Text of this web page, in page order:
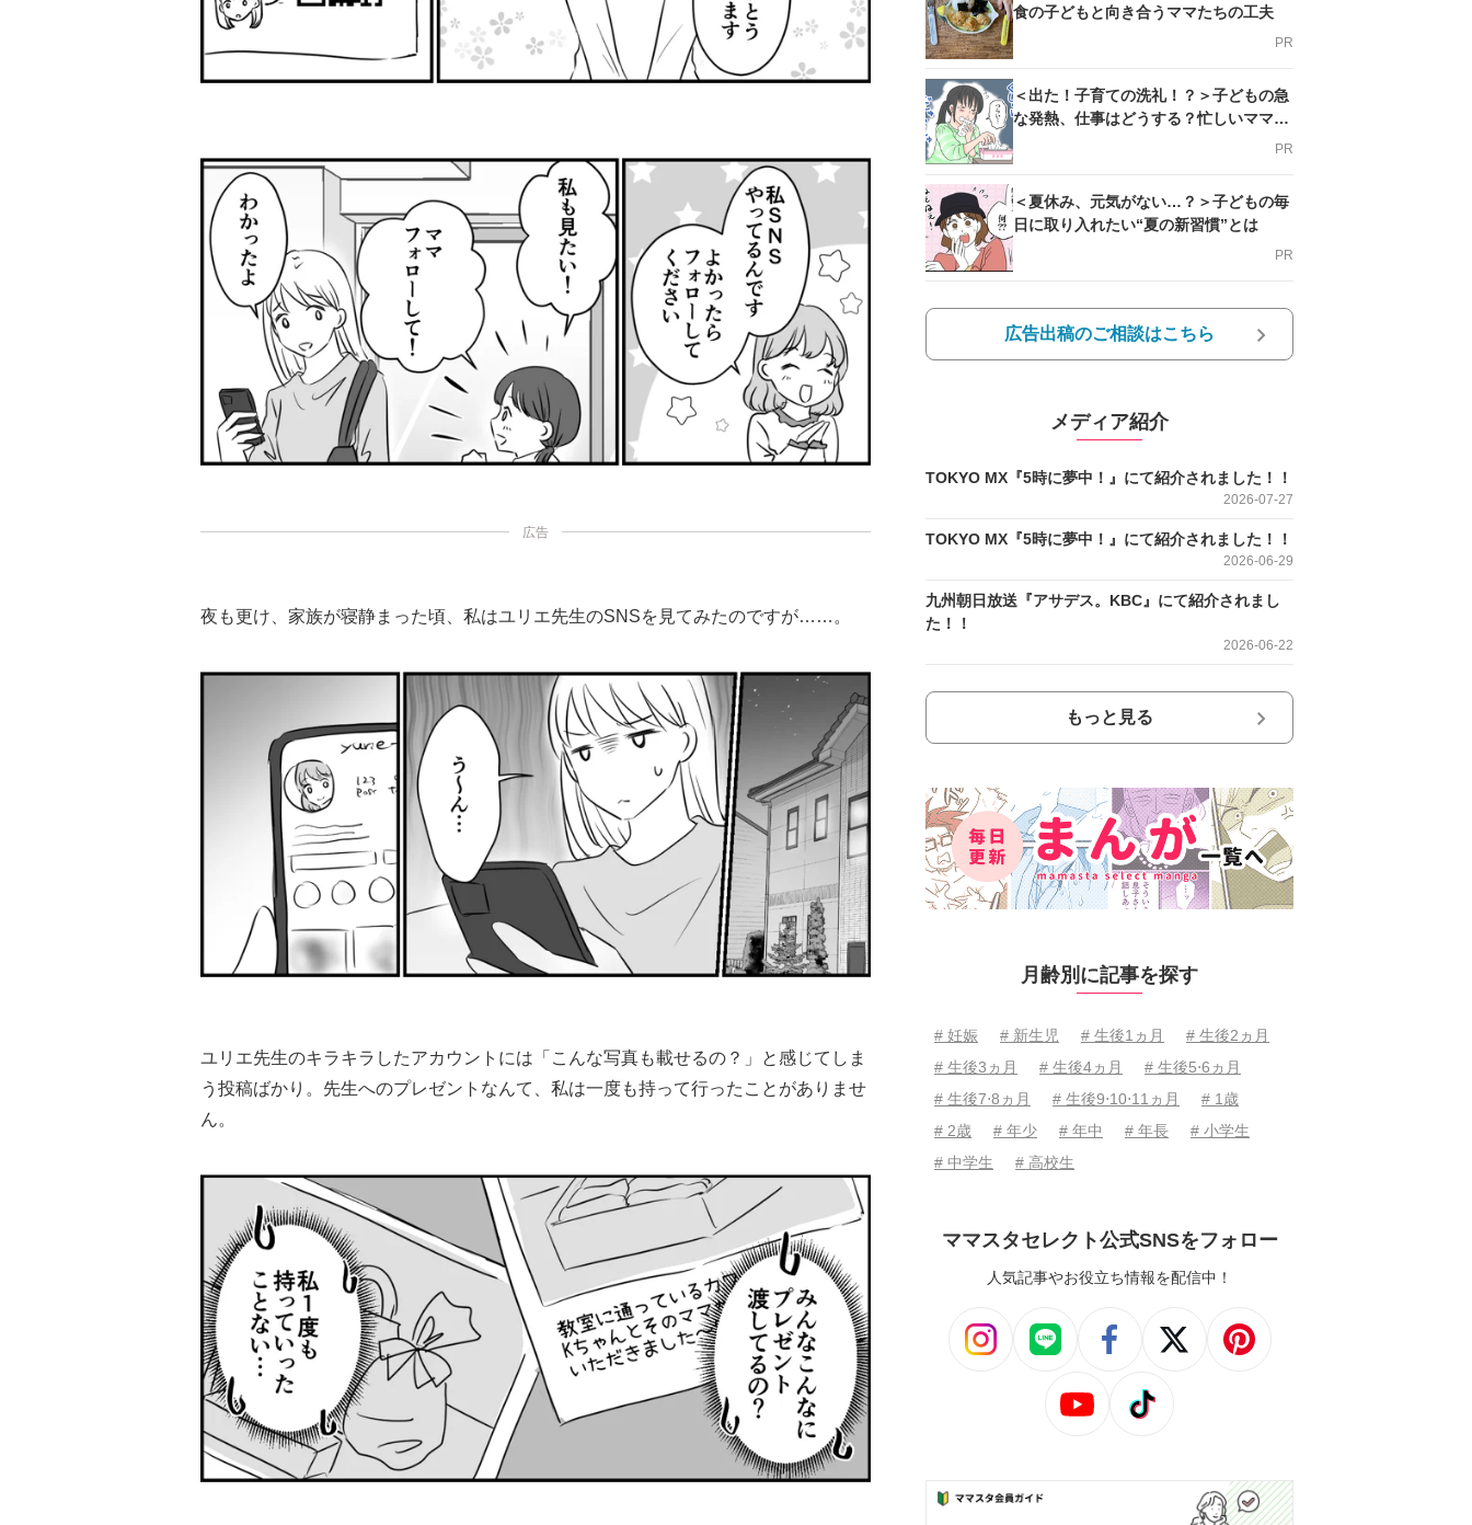
広告
夜も更け、家族が寝静まった頃、私はユリエ先生のSNSを見てみたのですが……。
ユリエ先生のキラキラしたアカウントには「こんな写真も載せるの？」と感じてしま
う投稿ばかり。先生へのプレゼントなんて、私は一度も持って行ったことがありませ
ん。
食の子どもと向き合うママたちの工夫
PR
＜出た！子育ての洗礼！？＞子どもの急
な発熱、仕事はどうする？忙しいママを
PR
＜夏休み、元気がない…？＞子どもの毎
日に取り入れたい“夏の新習慣”とは
PR
広告出稿のご相談はこちら
メディア紹介
TOKYO MX『5時に夢中！』にて紹介されました！！
2026-07-27
TOKYO MX『5時に夢中！』にて紹介されました！！
2026-06-29
九州朝日放送『アサデス。KBC』にて紹介されまし
た！！
2026-06-22
もっと見る
月齢別に記事を探す
# 妊娠 # 新生児 # 生後1ヵ月
# 生後2ヵ月
# 生後3ヵ月
# 生後4ヵ月
# 生後5⋅6ヵ月
# 生後7⋅8ヵ月
# 生後9⋅10⋅11ヵ月
# 1歳
# 2歳
# 年少 # 年中 # 年長
# 小学生
# 中学生
# 高校生
ママスタセレクト公式SNSをフォロー
人気記事やお役立ち情報を配信中！